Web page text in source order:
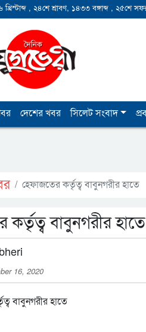
, ২৪শে শ্রাবণ, ১৪৩৩ বঙ্গাব্দ , ২৫শে
দেশের খবর সিলেট সংবাদ
হেফাজতের কর্তৃত্ব বাবুনগরীর হাতে
কর্তৃত্ব বাবুনগরীর হাতে
16, 2020